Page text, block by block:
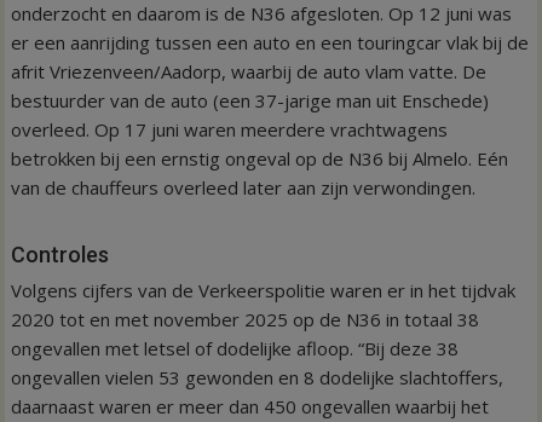
onderzocht en daarom is de N36 afgesloten. Op 12 juni was
er een aanrijding tussen een auto en een touringcar vlak bij de
afrit Vriezenveen/Aadorp, waarbij de auto vlam vatte. De
bestuurder van de auto (een 37-jarige man uit Enschede)
overleed. Op 17 juni waren meerdere vrachtwagens
betrokken bij een ernstig ongeval op de N36 bij Almelo. Eén
van de chauffeurs overleed later aan zijn verwondingen.
Controles
Volgens cijfers van de Verkeerspolitie waren er in het tijdvak
2020 tot en met november 2025 op de N36 in totaal 38
ongevallen met letsel of dodelijke afloop. “Bij deze 38
ongevallen vielen 53 gewonden en 8 dodelijke slachtoffers,
daarnaast waren er meer dan 450 ongevallen waarbij het